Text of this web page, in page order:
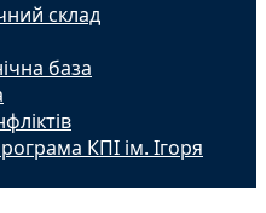
склад
база
КПІ ім. Ігоря